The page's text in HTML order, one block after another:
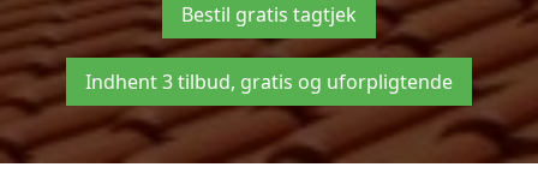
Bestil gratis tagtjek
Indhent 3 tilbud, gratis og uforpligtende